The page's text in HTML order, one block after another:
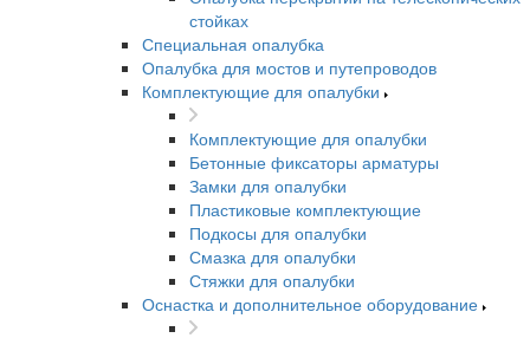
стойках
Специальная опалубка
Опалубка для мостов и путепроводов
Комплектующие для опалубки
Комплектующие для опалубки
Бетонные фиксаторы арматуры
Замки для опалубки
Пластиковые комплектующие
Подкосы для опалубки
Смазка для опалубки
Стяжки для опалубки
Оснастка и дополнительное оборудование